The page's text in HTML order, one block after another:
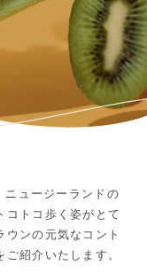
ュージーランドの
コトコ歩く姿がとて
ウンの元気なコント
紹介いたします。